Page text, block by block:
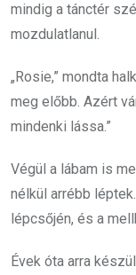
mindig a tánctér
mozdulatlanul.
„Rosie,” mondta
meg előbb. Azért
mindenki lássa.”
Végül a lábam is
nélkül arrébb
lépcsőjén, és a
Évek óta arra